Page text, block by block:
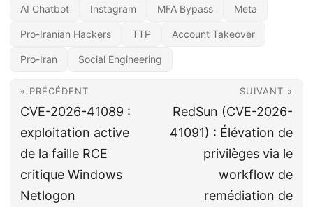
AI Chatbot Instagram MFA Bypass Meta
Pro-Iranian Hackers TTP Account Takeover
Pro-Iran Social Engineering
« PRÉCÉDENT
CVE-2026-41089 :
exploitation active
de la faille RCE
critique Windows
Netlogon
SUIVANT »
RedSun (CVE-2026-
41091) : Élévation de
privilèges via le
workflow de
remédiation de